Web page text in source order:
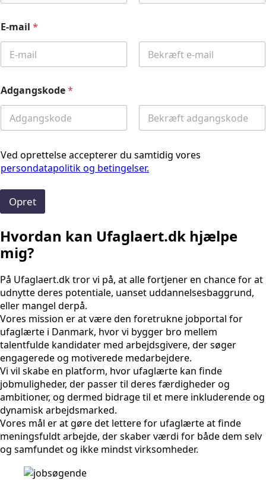
E-mail *
Adgangskode*
Ved oprettelse accepterer du samtidig vores
persondatapolitik og betingelser.
Opret
Hvordan kan Ufaglaert.dk hjælpe
mig?
På Ufaglaert.dk tror vi på, at alle fortjener en chance for at
udnytte deres potentiale, uanset uddannelsesbaggrund,
eller mangel derpå.
Vores mission er at være den foretrukne jobportal for
ufaglærte i Danmark, hvor vi bygger bro mellem
talentfulde kandidater med arbejdsgivere, der søger
engagerede og motiverede medarbejdere.
Vi vil skabe en platform, hvor ufaglærte kan finde
jobmuligheder, der passer til deres færdigheder og
ambitioner, og dermed bidrage til et mere inkluderende og
dynamisk arbejdsmarked.
Vores mål er at gøre det lettere for ufaglærte at finde
meningsfuldt arbejde, der skaber værdi for både dem selv
og samfundet og ikke mindst virksomheder.